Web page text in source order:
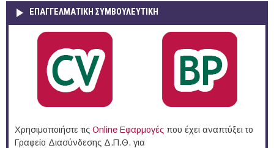
ΕΠΑΓΓΕΛΜΑΤΙΚΉ ΣΥΜΒΟΥΛΕΥΤΙΚΉ
Χρησιμοποιήστε τις Online Eφαρμογές που έχει αναπτύξει το
Γραφείο Διασύνδεσης Δ.Π.Θ. για